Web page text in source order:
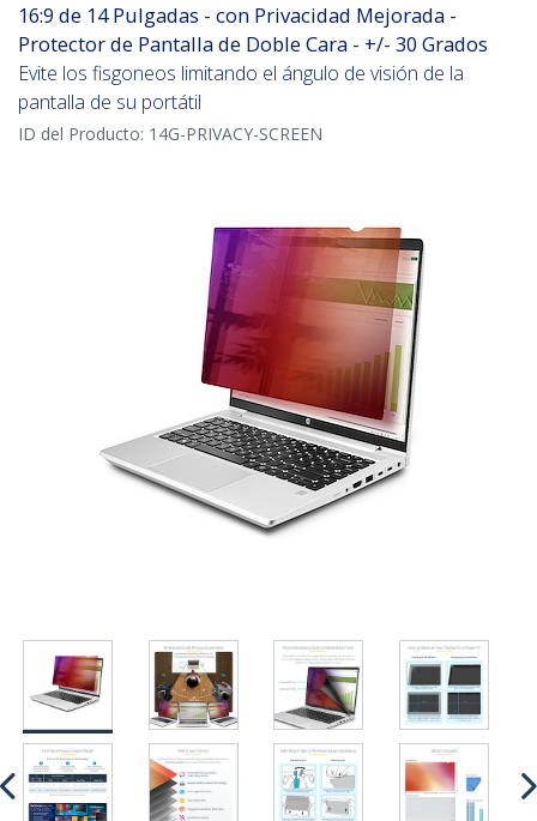
16:9 de 14 Pulgadas - con Privacidad Mejorada -
Protector de Pantalla de Doble Cara - +/- 30 Grados
Evite los fisgoneos limitando el ángulo de visión de la
pantalla de su portátil
ID del Producto: 14G-PRIVACY-SCREEN